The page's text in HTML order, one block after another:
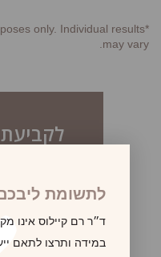
only. Individual results
may vary.
לתשומת
ד״ר רם קיילוס אינו
במידה ותרצו לתאם